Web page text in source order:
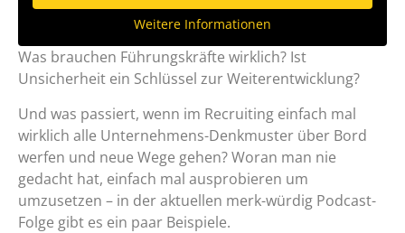
Weitere Informationen
Was brauchen Führungskräfte wirklich? Ist
Unsicherheit ein Schlüssel zur Weiterentwicklung?
Und was passiert, wenn im Recruiting einfach mal
wirklich alle Unternehmens-Denkmuster über Bord
werfen und neue Wege gehen? Woran man nie
gedacht hat, einfach mal ausprobieren um
umzusetzen – in der aktuellen merk-würdig Podcast-
Folge gibt es ein paar Beispiele.